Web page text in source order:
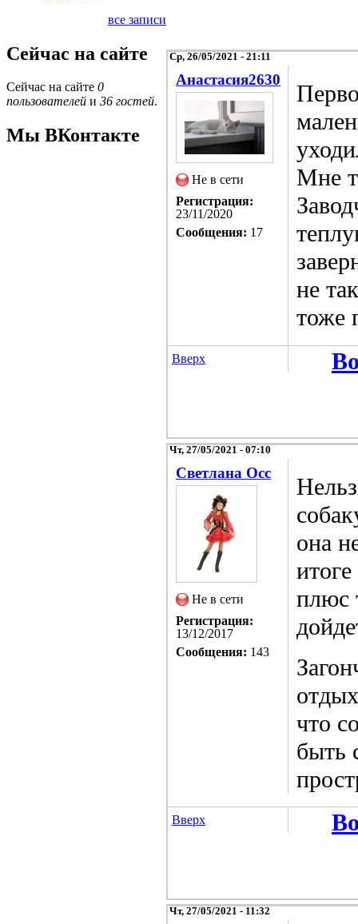
все записи
Сейчас на сайте
Сейчас на сайте 0
пользователей и 36 гостей.
Мы ВКонтакте
Ср, 26/05/2021 - 21:11
Анастасия2630
Не в сети
Регистрация:
23/11/2020
Сообщения: 17
Мне
не
тоже
Вверх
Чт, 27/05/2021 - 07:10
Светлана Осс
Не в сети
Регистрация:
13/12/2017
Сообщения: 143
она
плюс
что
быть
Вверх
Чт, 27/05/2021 - 11:32